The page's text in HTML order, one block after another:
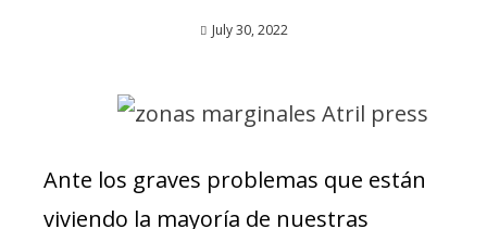
July 30, 2022
Ante los graves problemas que están
viviendo la mayoría de nuestras